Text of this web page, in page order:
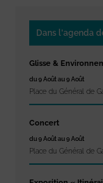
Dans l'agenda
Glisse &
du 9 Août au 9 Août
Place du Général de
Concert
du 9 Août au 9 Août
Place du Général de